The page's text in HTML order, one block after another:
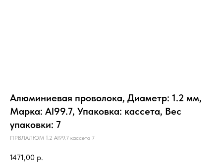
Алюминиевая проволока, Диаметр: 1.2 мм,
Марка: Al99.7, Упаковка: кассета, Вес
упаковки: 7
ПРВЛАЛЮМ 1.2 Al99.7 кассета 7
1471,00 р.